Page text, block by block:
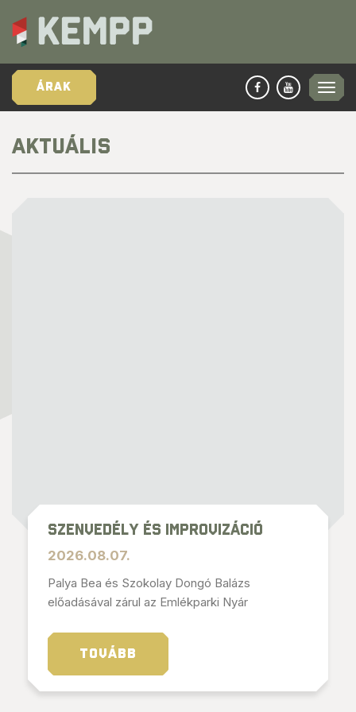
ÁRAK
AKTUÁLIS
Szenvedély és improvizáció
2026.08.07.
Palya Bea és Szokolay Dongó Balázs
előadásával zárul az Emlékparki Nyár
TOVÁBB